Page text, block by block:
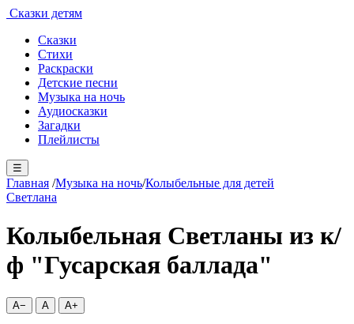
Сказки детям
Сказки
Стихи
Раскраски
Детские песни
Музыка на ночь
Аудиосказки
Загадки
Плейлисты
☰
Главная /Музыка на ночь/Колыбельные для детей
Светлана
Колыбельная Светланы из к/
ф "Гусарская баллада"
A− A A+